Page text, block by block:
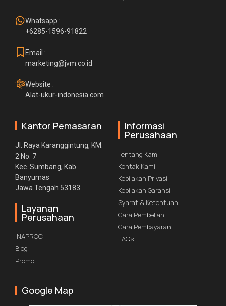
Whatsapp :
+6285-1596-91822
Email :
marketing@jvm.co.id
Website :
Alat-ukur-indonesia.com
Kantor Pemasaran
Jl. Raya Karanggintung, KM.
2 No. 7
Kec. Sumbang, Kab.
Banyumas
Jawa Tengah 53183
Layanan
Perusahaan
INAPROC
Blog
Promo
Informasi
Perusahaan
Tentang Kami
Kontak Kami
Kebijakan Privasi
Kebijakan Garansi
Syarat & Ketentuan
Cara Pembelian
Cara Pembayaran
FAQs
Google Map